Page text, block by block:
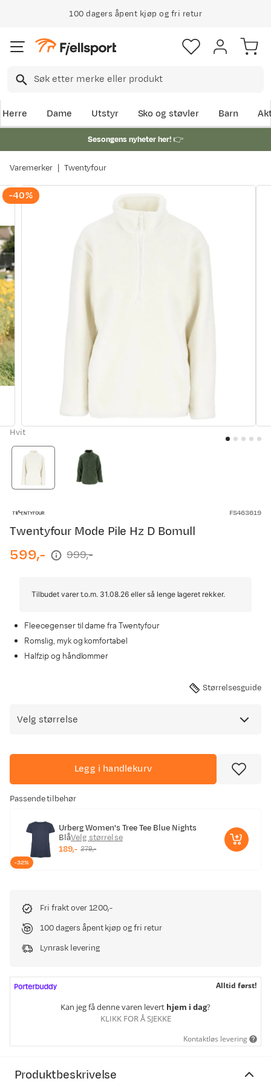
100 dagers åpent kjøp og fri retur
Herre Dame Utstyr Sko og støvler Barn
Sesongens nyheter her!👉
Varemerker Twentyfour
-40%
Hvit
FS463619
Twentyfour Mode Pile Hz D Bomull
discounted
599,-
original 999,-
Tilbudet varer t.o.m. 31.08.26 eller så lenge lageret rekker.
Fleecegenser til dame fra Twentyfour
Romslig, myk og komfortabel
Halfzip og håndlommer
Størrelsesguide
Velg størrelse
Legg i handlekurv
Passende tilbehør
Urberg Women's Tree Tee Blue Nights
BlåVelg størrelse
discounted
189,-
original
279,-
-32%
Fri frakt over 1200,-
100 dagers åpent kjøp og fri retur
Lynrask levering
Alltid først!
Kan jeg få denne varen levert hjem i dag?
KLIKK FOR Å SJEKKE
Kontaktløs levering
Produktbeskrivelse